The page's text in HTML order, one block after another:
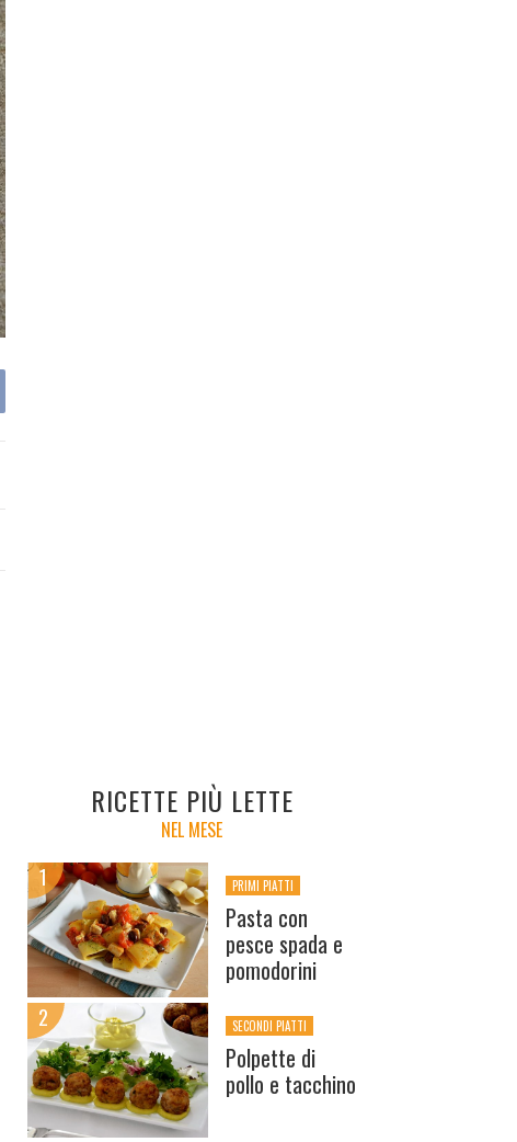
RICETTE PIÙ LETTE
NEL MESE
PRIMI PIATTI
Pasta con
pesce spada e
pomodorini
SECONDI PIATTI
Polpette di
pollo e tacchino